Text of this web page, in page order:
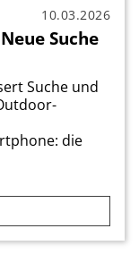
10.03.2026
Suche
Suche und
die